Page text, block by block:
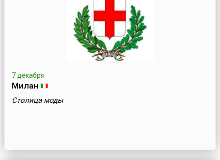
7 декабря
Милан
Столица моды